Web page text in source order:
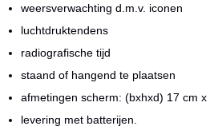
weersverwachting d.m.v. iconen
luchtdruktendens
radiografische tijd
staand of hangend te plaatsen
afmetingen scherm: (bxhxd) 17 cm x
levering met batterijen.